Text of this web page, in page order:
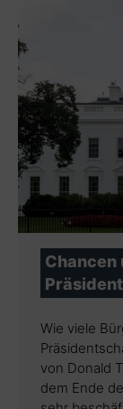
Chancen
Wie viele
von Donald
dem Ende